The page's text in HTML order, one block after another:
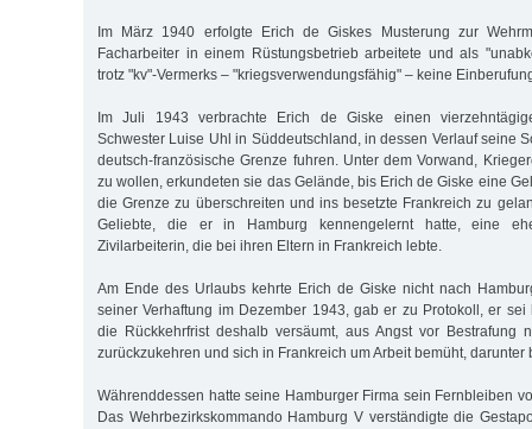
Im März 1940 erfolgte Erich de Giskes Musterung zur
Facharbeiter in einem Rüstungsbetrieb arbeitete und als
trotz "kv"-Vermerks – "kriegsverwendungsfähig" – keine
Im Juli 1943 verbrachte Erich de Giske einen
Schwester Luise Uhl in Süddeutschland, in dessen Verlauf seine
deutsch-französische Grenze fuhren. Unter dem Vorwand,
zu wollen, erkundeten sie das Gelände, bis Erich de Giske eine
die Grenze zu überschreiten und ins besetzte Frankreich zu
Geliebte, die er in Hamburg kennengelernt hatte, eine
Zivilarbeiterin, die bei ihren Eltern in Frankreich lebte.
Am Ende des Urlaubs kehrte Erich de Giske nicht nach
seiner Verhaftung im Dezember 1943, gab er zu Protokoll, er
die Rückkehrfrist deshalb versäumt, aus Angst vor Bestrafung
zurückzukehren und sich in Frankreich um Arbeit bemüht, darunter
Währenddessen hatte seine Hamburger Firma sein Fernbleiben
Das Wehrbezirkskommando Hamburg V verständigte die